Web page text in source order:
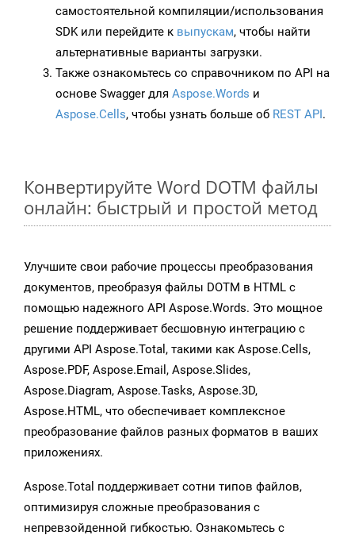
самостоятельной компиляции/использования
SDK или перейдите к выпускам, чтобы найти
альтернативные варианты загрузки.
Также ознакомьтесь со справочником по API на
основе Swagger для Aspose.Words и
Aspose.Cells, чтобы узнать больше об REST API.
Конвертируйте Word DOTM файлы
онлайн: быстрый и простой метод
Улучшите свои рабочие процессы преобразования
документов, преобразуя файлы DOTM в HTML с
помощью надежного API Aspose.Words. Это мощное
решение поддерживает бесшовную интеграцию с
другими API Aspose.Total, такими как Aspose.Cells,
Aspose.PDF, Aspose.Email, Aspose.Slides,
Aspose.Diagram, Aspose.Tasks, Aspose.3D,
Aspose.HTML, что обеспечивает комплексное
преобразование файлов разных форматов в ваших
приложениях.
Aspose.Total поддерживает сотни типов файлов,
оптимизируя сложные преобразования с
непревзойденной гибкостью. Ознакомьтесь с